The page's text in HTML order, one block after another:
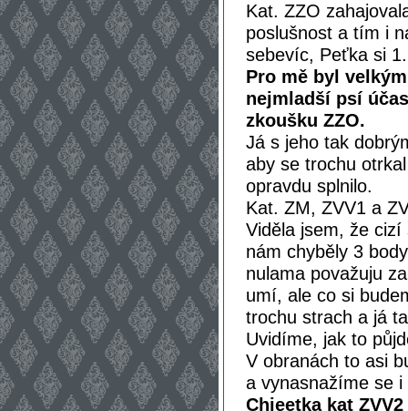
Kat. ZZO
poslušnost a tím i
sebevíc, Peťka si
Pro mě byl
nejmladší psí
zkoušku ZZO.
Já s jeho tak
aby se trochu
opravdu splnilo.
Kat. ZM, ZVV1 a
Viděla jsem, že
nám chyběly 3
nulama považuju
umí, ale co si
trochu strach a já
Uvidíme, jak to
V obranách to asi
a vynasnažíme se i
Chieetka kat